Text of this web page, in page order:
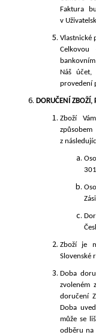
Faktura
v
Vlastnické
Náš
provedení
DORUČENÍ ZBOŽÍ,
Zboží
z
Zboží je
Slovenské
Doba
zvoleném
doručení
Doba
může se
odběru na